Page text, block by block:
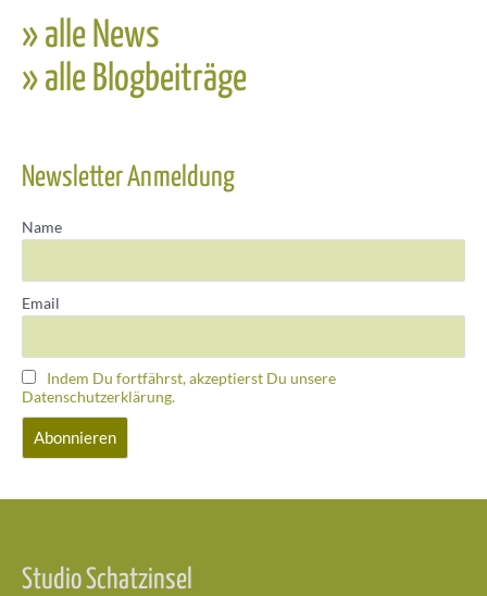
» alle News
» alle Blogbeiträge
Newsletter Anmeldung
Name
Email
Indem Du fortfährst, akzeptierst Du unsere
Datenschutzerklärung.
Studio Schatzinsel